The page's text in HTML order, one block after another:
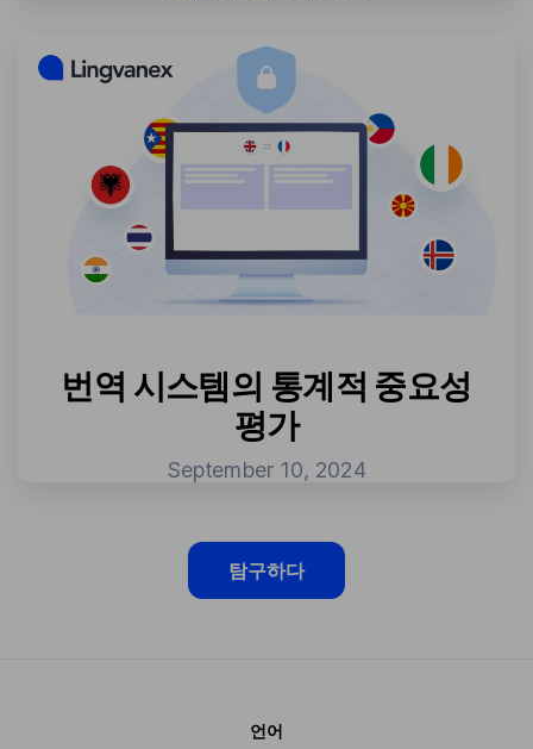
번역 시스템의 통계적 중요성
평가
September 10, 2024
탐구하다
언어